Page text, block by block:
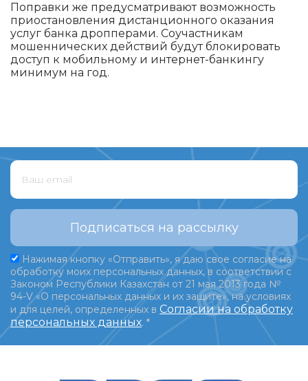
Поправки же предусматривают возможность
приостановления дистанционного оказания
услуг банка дропперами. Соучастникам
мошеннических действий будут блокировать
доступ к мобильному и интернет-банкингу
минимум на год.
Подписаться на рассылку
Нажимая кнопку «Отправить», я даю свое согласие на
обработку моих персональных данных, в соответствии с
Законом Республики Казахстан от 21 мая 2013 года №
94-V «О персональных данных и их защите», на условиях
и для целей, определенных в Согласии на обработку
персональных данных. *